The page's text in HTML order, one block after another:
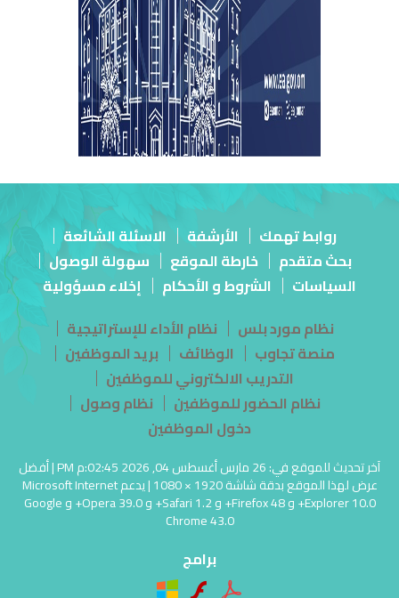
روابط تهمك الأرشفة
الاسئلة الشائعة
بحث متقدم
خارطة الموقع
سهولة الوصول
السياسات
الشروط و الأحكام
إخلاء مسؤولية
نظام مورد بلس
نظام الأداء للإستراتيجية
منصة تجاوب
الوظائف
بريد الموظفين
التدريب الالكتروني للموظفين
نظام الحضور للموظفين
نظام وصول
دخول الموظفين
آخر تحديث للموقع في: 26 مارس أغسطس 04, 2026 02:45:م PM | أفضل
عرض لهذا الموقع بدقة شاشة 1920 × 1080 | يدعم Microsoft Internet
Explorer 10.0+ و Firefox 48+ و Safari 1.2+ و Opera 39.0+ و Google
Chrome 43.0
برامج